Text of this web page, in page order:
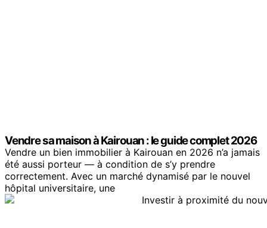
Vendre sa maison à Kairouan : le guide complet 2026
Vendre un bien immobilier à Kairouan en 2026 n’a jamais
été aussi porteur — à condition de s’y prendre
correctement. Avec un marché dynamisé par le nouvel
hôpital universitaire, une